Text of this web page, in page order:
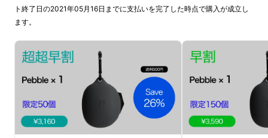
ト終了日の2021年05月16日までに支払いを完了した時点で購入が成立し
ます。